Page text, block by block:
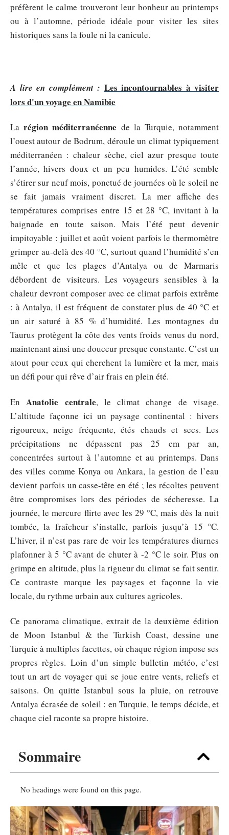
Sommaire
No headings were found on this page.
préfèrent le calme trouveront leur bonheur au printemps
ou à l’automne, période idéale pour visiter les sites
historiques sans la foule ni la canicule.
A lire en complément : Les incontournables à visiter
lors d'un voyage en Namibie
Larégion méditerranéenne de la Turquie, notamment
l’ouest autour de Bodrum, déroule un climat typiquement
méditerranéen : chaleur sèche, ciel azur presque toute
l’année, hivers doux et un peu humides. L’été semble
s’étirer sur neuf mois, ponctué de journées où le soleil ne
se fait jamais vraiment discret. La mer affiche des
températures comprises entre 15 et 28 °C, invitant à la
baignade en toute saison. Mais l’été peut devenir
impitoyable : juillet et août voient parfois le thermomètre
grimper au-delà des 40 °C, surtout quand l’humidité s’en
mêle et que les plages d’Antalya ou de Marmaris
débordent de visiteurs. Les voyageurs sensibles à la
chaleur devront composer avec ce climat parfois extrême
: à Antalya, il est fréquent de constater plus de 40 °C et
un air saturé à 85 % d’humidité. Les montagnes du
Taurus protègent la côte des vents froids venus du nord,
maintenant ainsi une douceur presque constante. C’est un
atout pour ceux qui cherchent la lumière et la mer, mais
un défi pour qui rêve d’air frais en plein été.
EnAnatolie centrale, le climat change de visage.
L’altitude façonne ici un paysage continental : hivers
rigoureux, neige fréquente, étés chauds et secs. Les
précipitations ne dépassent pas 25 cm par an,
concentrées surtout à l’automne et au printemps. Dans
des villes comme Konya ou Ankara, la gestion de l’eau
devient parfois un casse-tête en été ; les récoltes peuvent
être compromises lors des périodes de sécheresse. La
journée, le mercure flirte avec les 29 °C, mais dès la nuit
tombée, la fraîcheur s’installe, parfois jusqu’à 15 °C.
L’hiver, il n’est pas rare de voir les températures diurnes
plafonner à 5 °C avant de chuter à -2 °C le soir. Plus on
grimpe en altitude, plus la rigueur du climat se fait sentir.
Ce contraste marque les paysages et façonne la vie
locale, du rythme urbain aux cultures agricoles.
Ce panorama climatique, extrait de la deuxième édition
de Moon Istanbul & the Turkish Coast, dessine une
Turquie à multiples facettes, où chaque région impose ses
propres règles. Loin d’un simple bulletin météo, c’est
tout un art de voyager qui se joue entre vents, reliefs et
saisons. On quitte Istanbul sous la pluie, on retrouve
Antalya écrasée de soleil : en Turquie, le temps décide, et
chaque ciel raconte sa propre histoire.